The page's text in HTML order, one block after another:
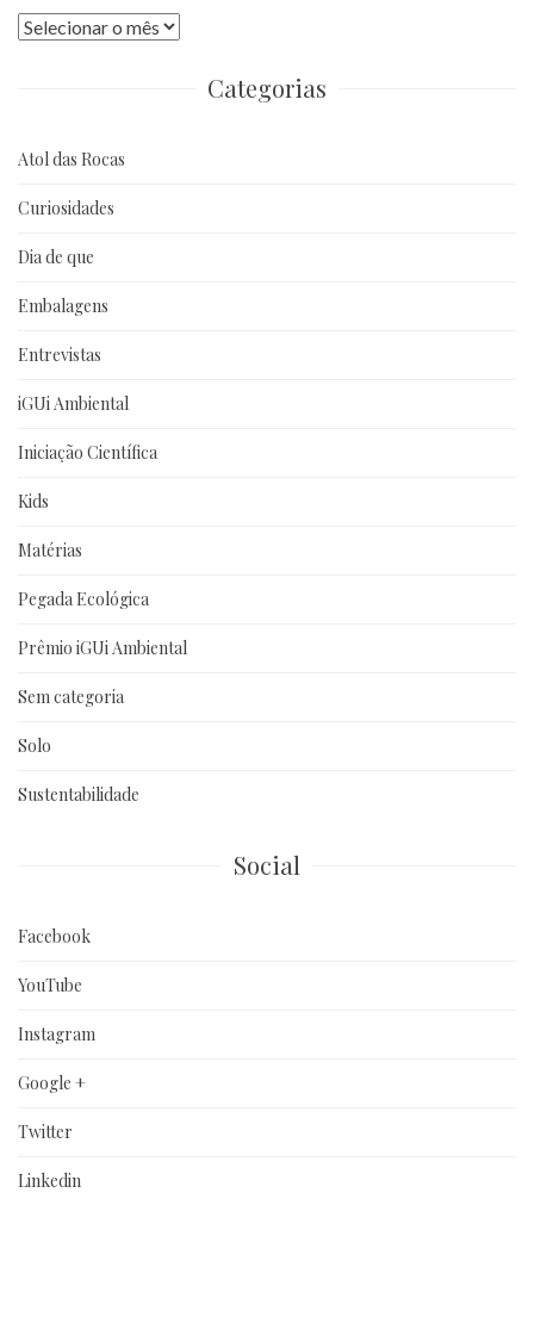
Publicações
Categorias
Atol das Rocas
Curiosidades
Dia de que
Embalagens
Entrevistas
iGUi Ambiental
Iniciação Científica
Kids
Matérias
Pegada Ecológica
Prêmio iGUi Ambiental
Sem categoria
Solo
Sustentabilidade
Social
Facebook
YouTube
Instagram
Google +
Twitter
Linkedin